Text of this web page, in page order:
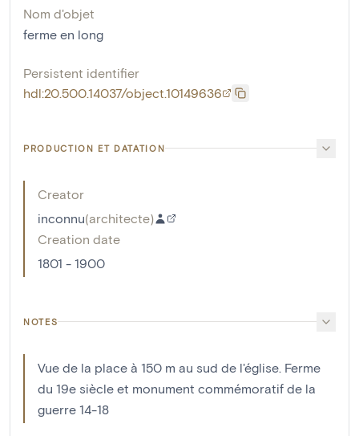
Nom d'objet
ferme en long
Persistent identifier
hdl:20.500.14037/object.10149636
PRODUCTION ET DATATION
Creator
inconnu(architecte)
Creation date
1801 - 1900
NOTES
Vue de la place à 150 m au sud de l'église. Ferme
du 19e siècle et monument commémoratif de la
guerre 14-18